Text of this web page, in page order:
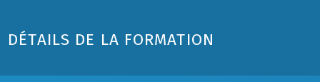
DÉTAILS DE LA FORMATION